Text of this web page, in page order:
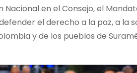
en el Consejo, el
el derecho a la paz, a la
y de los pueblos de